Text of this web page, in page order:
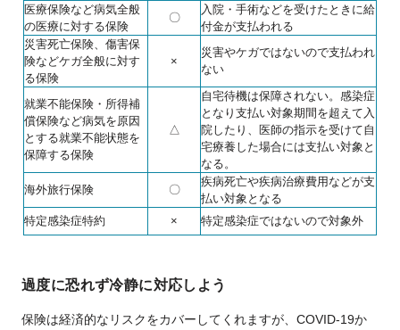
医療保険など病気全般
の医療に対する保険
〇
入院・手術などを受けたときに給
付金が支払われる
災害死亡保険、傷害保
険などケガ全般に対す
る保険
×
災害やケガではないので支払われ
ない
就業不能保険・所得補
償保険など病気を原因
とする就業不能状態を
保障する保険
△
自宅待機は保障されない。感染症
となり支払い対象期間を超えて入
院したり、医師の指示を受けて自
宅療養した場合には支払い対象と
なる。
海外旅行保険
〇
疾病死亡や疾病治療費用などが支
払い対象となる
特定感染症特約
× 特定感染症ではないので対象外
過度に恐れず冷静に対応しよう
保険は経済的なリスクをカバーしてくれますが、COVID-19か